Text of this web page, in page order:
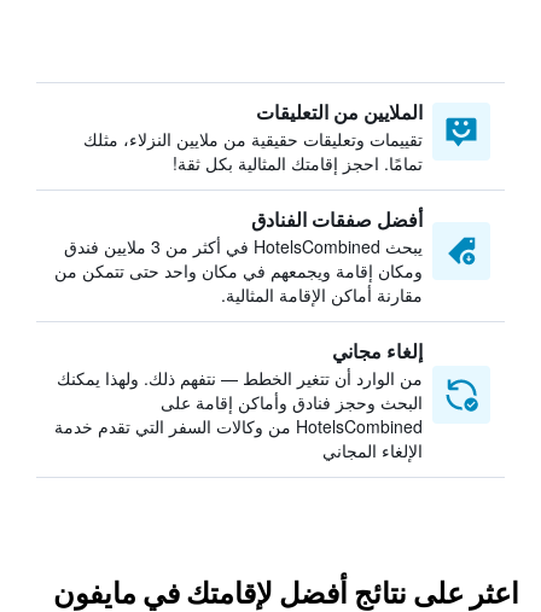
الملايين من التعليقات
تقييمات وتعليقات حقيقية من ملايين النزلاء، مثلك
تمامًا. احجز إقامتك المثالية بكل ثقة!
أفضل صفقات الفنادق
يبحث HotelsCombined في أكثر من 3 ملايين فندق
ومكان إقامة ويجمعهم في مكان واحد حتى تتمكن من
مقارنة أماكن الإقامة المثالية.
إلغاء مجاني
من الوارد أن تتغير الخطط — نتفهم ذلك. ولهذا يمكنك
البحث وحجز فنادق وأماكن إقامة على
HotelsCombined من وكالات السفر التي تقدم خدمة
الإلغاء المجاني
اعثر على نتائج أفضل لإقامتك في مايفون